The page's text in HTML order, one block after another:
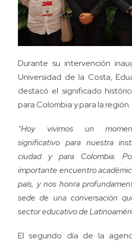
Durante su intervención
Universidad de la Costa,
destacó el significado
para Colombia y para la región.
“Hoy vivimos un
significativo para nuestra
ciudad y para Colombia.
importante encuentro
país, y nos honra
sede de una conversación
sector educativo de
El segundo día de la